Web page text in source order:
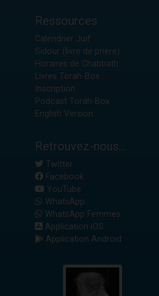
Ressources
Calendrier Juif
Sidour (livre de prière)
Horaires de Chabbath
Livres Torah-Box
Inscription
Podcast Torah-Box
English Version
Retrouvez-nous...
Twitter
Facebook
YouTube
WhatsApp
WhatsApp Femmes
Application iOS
Application Android